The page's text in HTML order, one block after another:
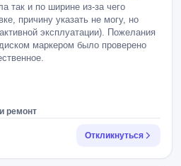
так и по ширине из-за чего
причину указать не могу, но
эксплуатации). Пожелания
маркером было проверено
ремонт
Откликнуться